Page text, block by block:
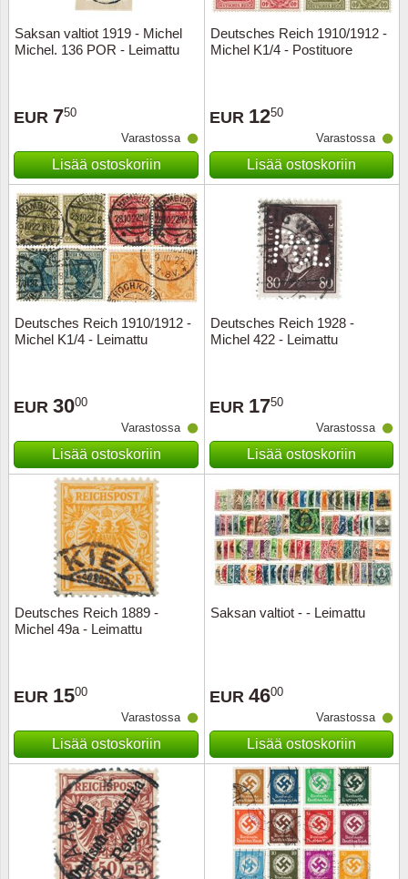
Saksan valtiot 1919 - Michel
Michel. 136 POR - Leimattu
EUR 750
Varastossa
Lisää ostoskoriin
Deutsches Reich 1910/1912 -
Michel K1/4 - Postituore
EUR 1250
Varastossa
Lisää ostoskoriin
Deutsches Reich 1910/1912 -
Michel K1/4 - Leimattu
EUR 3000
Varastossa
Lisää ostoskoriin
Deutsches Reich 1928 -
Michel 422 - Leimattu
EUR 1750
Varastossa
Lisää ostoskoriin
Deutsches Reich 1889 -
Michel 49a - Leimattu
EUR 1500
Varastossa
Lisää ostoskoriin
Saksan valtiot - - Leimattu
EUR 4600
Varastossa
Lisää ostoskoriin
Partio
Musiiki
Etelä-
Itä-
Itävalta
Japani
Kreikka
Kukkia
Kypros